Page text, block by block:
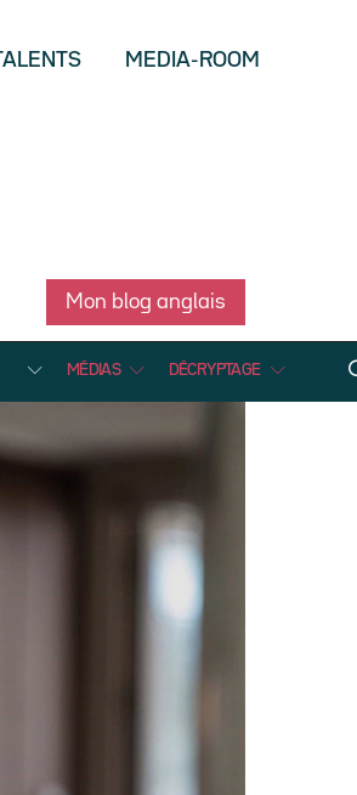
TALENTS MEDIA-ROOM
Mon blog anglais
MÉDIAS DÉCRYPTAGE